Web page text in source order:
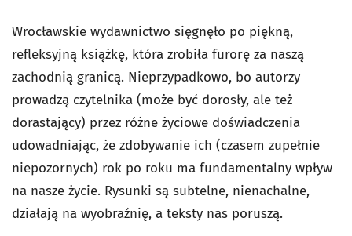
Wrocławskie wydawnictwo sięgnęło po piękną,
refleksyjną książkę, która zrobiła furorę za naszą
zachodnią granicą. Nieprzypadkowo, bo autorzy
prowadzą czytelnika (może być dorosły, ale też
dorastający) przez różne życiowe doświadczenia
udowadniając, że zdobywanie ich (czasem zupełnie
niepozornych) rok po roku ma fundamentalny wpływ
na nasze życie. Rysunki są subtelne, nienachalne,
działają na wyobraźnię, a teksty nas poruszą.